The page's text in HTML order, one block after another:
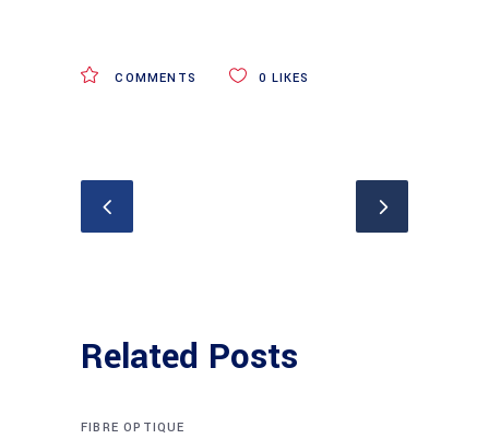
COMMENTS 0 LIKES
Related Posts
FIBRE OPTIQUE